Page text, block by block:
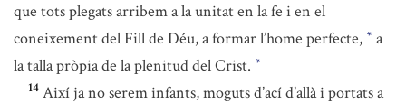
que tots plegats arribem a la unitat en la fe i en el
coneixement del Fill de Déu, a formar l’home perfecte, * a
la talla pròpia de la plenitud del Crist. *
14 Així ja no serem infants, moguts d’ací d’allà i portats a